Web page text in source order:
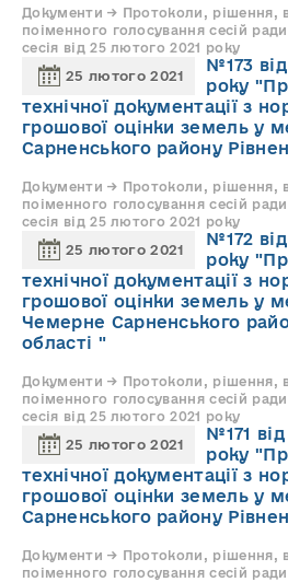
Документи → Протоколи, рішення,
поіменного голосування сесій
сесія від 25 лютого 2021 року
25 лютого 2021
№173
року
технічної документації з
грошової оцінки земель у
Сарненського району
Документи → Протоколи, рішення,
поіменного голосування сесій
сесія від 25 лютого 2021 року
25 лютого 2021
№172
року
технічної документації з
грошової оцінки земель у
Чемерне Сарненського
області "
Документи → Протоколи, рішення,
поіменного голосування сесій
сесія від 25 лютого 2021 року
25 лютого 2021
№171
року
технічної документації з
грошової оцінки земель у
Сарненського району
Документи → Протоколи, рішення,
поіменного голосування сесій